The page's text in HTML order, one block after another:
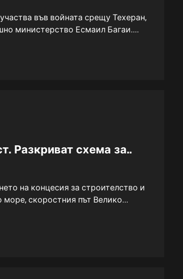
във войната срещу Техеран,
министерство Есмаил Багаи....
Разкриват схема за..
на концесия за строителство и
скоростния път Велико...